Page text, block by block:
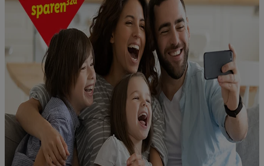
Messung der Werbeleistung. Verwendung von Profilen
zur Auswahl personalisierter Werbung.
Liste der Partner (Lieferanten)